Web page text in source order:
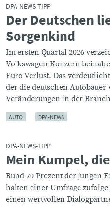
DPA-NEWS-TIPP
:Der Deutschen
Sorgenkind
Im ersten Quartal 2026
Volkswagen-Konzern
Euro Verlust. Das
der die deutschen Autobauer
Veränderungen in der
AUTO DPA-NEWS
DPA-NEWS-TIPP
:Mein Kumpel,
Rund 70 Prozent der jungen
halten einer Umfrage
einen wertvollen